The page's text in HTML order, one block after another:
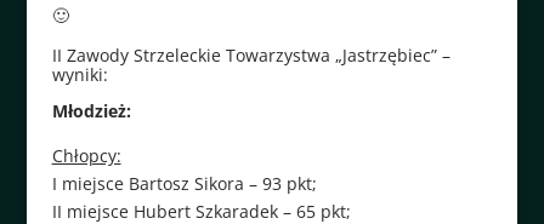
🙂
II Zawody Strzeleckie Towarzystwa „Jastrzębiec” –
wyniki:
Młodzież:
Chłopcy:
I miejsce Bartosz Sikora – 93 pkt;
II miejsce Hubert Szkaradek – 65 pkt;